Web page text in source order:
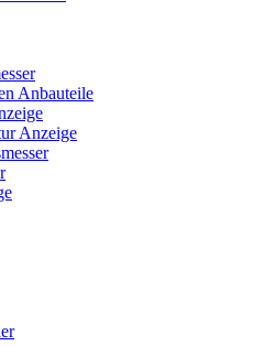
Anbauteile
Anzeige